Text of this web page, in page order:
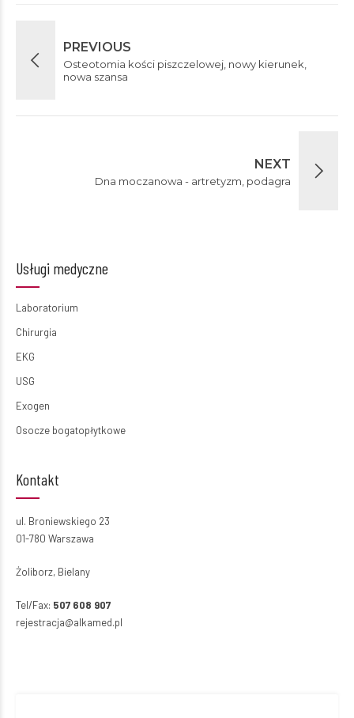
PREVIOUS
Osteotomia kości piszczelowej, nowy kierunek,
nowa szansa
NEXT
Dna moczanowa - artretyzm, podagra
Usługi medyczne
Laboratorium
Chirurgia
EKG
USG
Exogen
Osocze bogatopłytkowe
Kontakt
ul. Broniewskiego 23
01-780 Warszawa
Żoliborz, Bielany
Tel/Fax: 507 608 907
rejestracja@alkamed.pl